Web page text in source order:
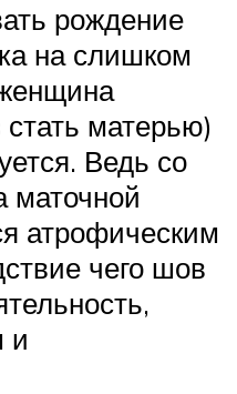
рождение
на слишком
матерью)
Ведь со
маточной
атрофическим
чего шов
и